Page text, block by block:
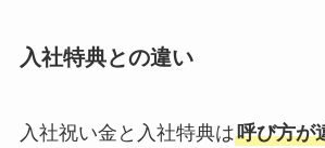
入社特典との違い
入社祝い金と入社特典は呼び方が